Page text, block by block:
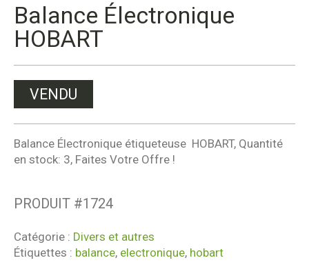
Balance Électronique
HOBART
VENDU
Balance Électronique étiqueteuse HOBART, Quantité
en stock: 3, Faites Votre Offre !
PRODUIT #1724
Catégorie : Divers et autres
Étiquettes : balance, electronique, hobart